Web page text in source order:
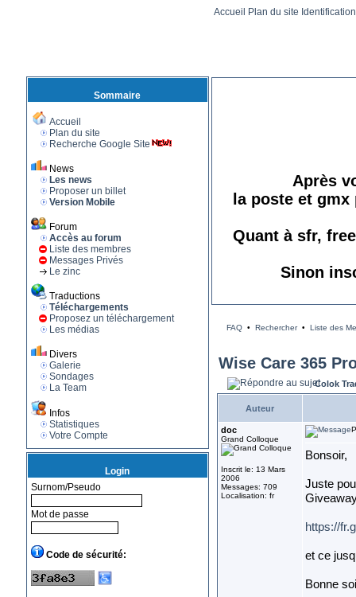
Accueil Plan du site
Sommaire
Accueil
Plan du site
Recherche Google Site
News
Les news
Proposer un billet
Version Mobile
Forum
Accès au forum
Liste des membres
Messages Privés
Le zinc
Traductions
Téléchargements
Proposez un téléchargement
Les médias
Divers
Galerie
Sondages
La Team
Infos
Statistiques
Votre Compte
Login
Surnom/Pseudo
Mot de passe
Code de sécurité:
Après
la poste et
Quant à sfr,
Sinon
FAQ• Rechercher• Liste des
Wise Care 365
Colok
Auteur
doc
Grand Colloque
Inscrit le: 13 Mars
2006
Messages: 709
Localisation: fr
Bonsoir,
Juste
https://
et ce
Bonne